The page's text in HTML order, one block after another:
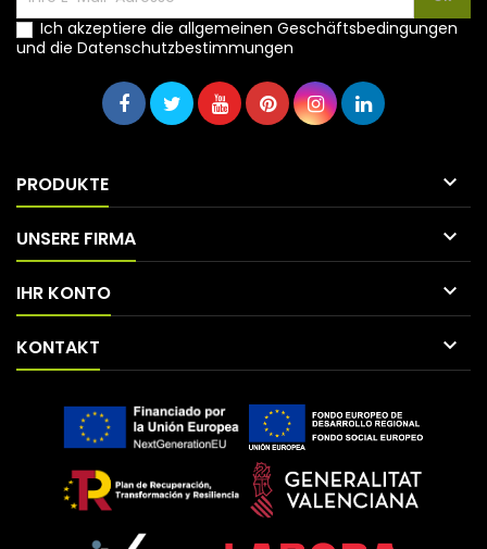
Ich akzeptiere die allgemeinen Geschäftsbedingungen
und die Datenschutzbestimmungen
PRODUKTE 
UNSERE FIRMA 
IHR KONTO 
KONTAKT 